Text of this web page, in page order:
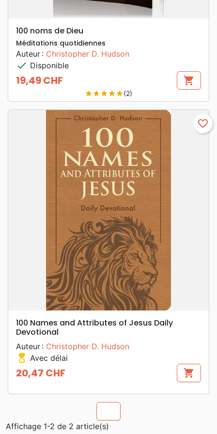
100 noms de Dieu
Méditations quotidiennes
Auteur : Christopher D. Hudson
check Disponible
Prix
19,49 CHF shopping_cart
star star star star star(2)
favorite_border
100 Names and Attributes of Jesus Daily
Devotional
Auteur : Christopher D. Hudson
hourglass_top Avec délai
Prix
20,47 CHF shopping_cart
Affichage 1-2 de 2 article(s)